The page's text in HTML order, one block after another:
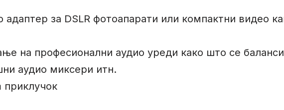
адаптер за DSLR фотоапарати или компактни видео
на професионални аудио уреди како што се
аудио миксери итн.
приклучок